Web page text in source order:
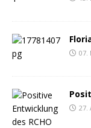
07.
27.